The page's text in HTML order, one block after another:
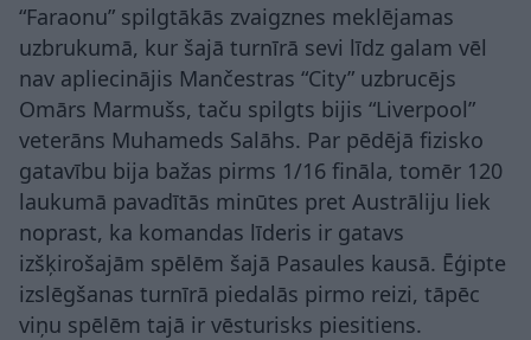
“Faraonu” spilgtākās zvaigznes meklējamas
uzbrukumā, kur šajā turnīrā sevi līdz galam vēl
nav apliecinājis Mančestras “City” uzbrucējs
Omārs Marmušs, taču spilgts bijis “Liverpool”
veterāns Muhameds Salāhs. Par pēdējā fizisko
gatavību bija bažas pirms 1/16 fināla, tomēr 120
laukumā pavadītās minūtes pret Austrāliju liek
noprast, ka komandas līderis ir gatavs
izšķirošajām spēlēm šajā Pasaules kausā. Ēģipte
izslēgšanas turnīrā piedalās pirmo reizi, tāpēc
viņu spēlēm tajā ir vēsturisks piesitiens.